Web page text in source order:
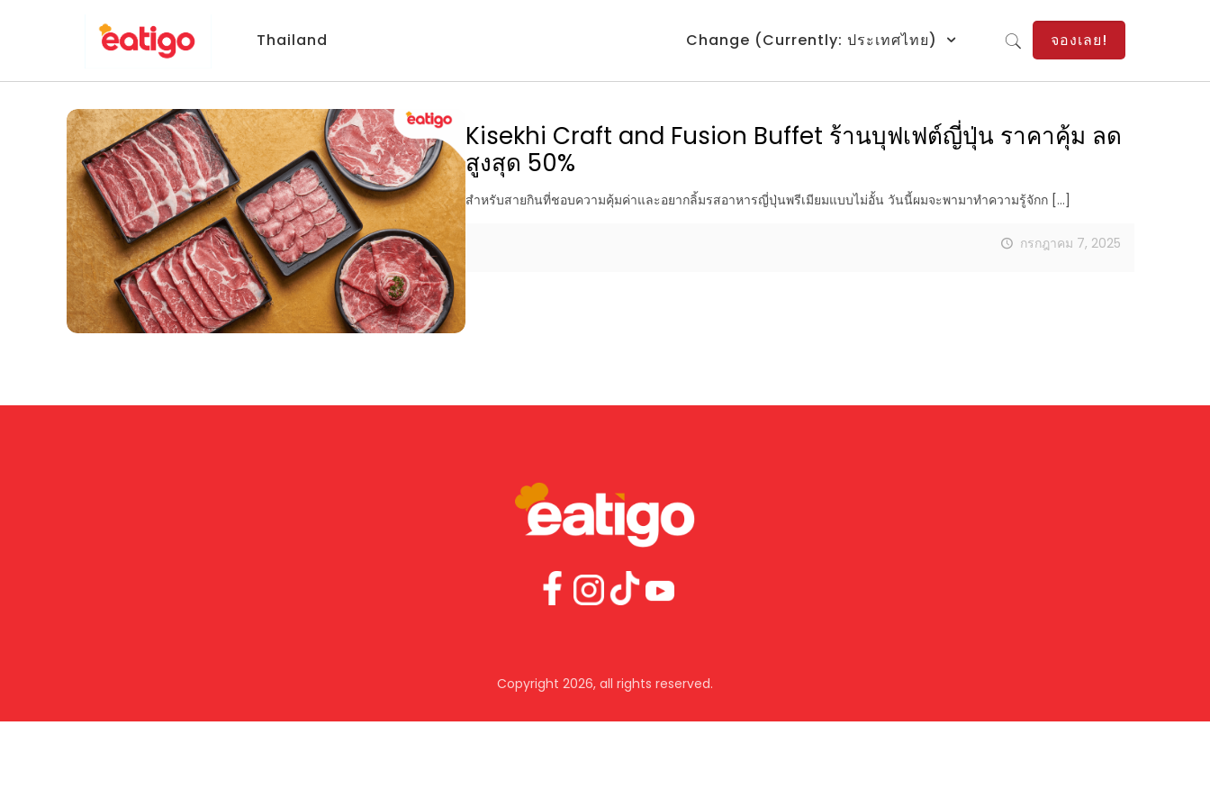
Change (Currently: ประเทศไทย)
Thailand จองเลย!
Kisekhi Craft and Fusion Buffet ร้านบุฟเฟต์ญี่ปุ่น ราคาคุ้ม ลด
สูงสุด 50%
สำหรับสายกินที่ชอบความคุ้มค่าและอยากลิ้มรสอาหารญี่ปุ่นพรีเมียมแบบไม่อั้น วันนี้ผมจะพามาทำความรู้จักก[…]
กรกฎาคม 7, 2025
Copyright 2026, all rights reserved.